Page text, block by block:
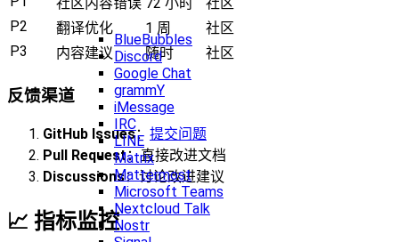
BlueBubbles
Discord
Google Chat
grammY
iMessage
IRC
LINE
Matrix
Mattermost
Microsoft Teams
Nextcloud Talk
Nostr
P2
翻译优化 1 周
社区
P3
内容建议 随时 社区
反馈渠道
GitHub Issues： 提交问题
Pull Request：直接改进文档
Discussions：讨论改进建议
📈 指标监控